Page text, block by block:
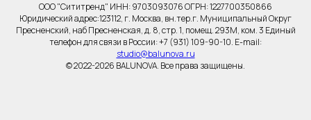
ООО "Сититренд" ИНН: 9703093076 ОГРН: 1227700350866
Юридический адрес:123112, г. Москва, вн.тер.г. Муниципальный Округ
Пресненский, наб Пресненская, д. 8, стр. 1, помещ. 293М, ком. 3 Единый
телефон для связи в России: +7 (931) 109-90-10. E-mail:
studio@balunova.ru
© 2022-2026 BALUNOVA. Все права защищены.